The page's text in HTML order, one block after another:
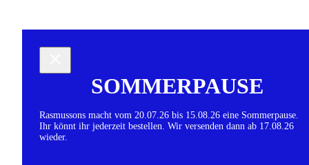
SOMMERPAUSE
Rasmussons macht vom 20.07.26 bis 15.08.26 eine Sommerpause.
Ihr könnt ihr jederzeit bestellen. Wir versenden dann ab 17.08.26
wieder.